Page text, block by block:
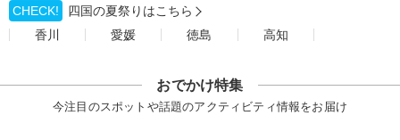
CHECK!
四国の夏祭りはこちら
香川
愛媛 徳島 高知
おでかけ特集
今注目のスポットや話題のアクティビティ情報をお届け